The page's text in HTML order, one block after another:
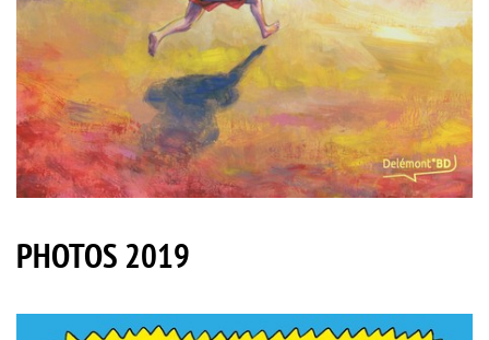
PHOTOS 2019